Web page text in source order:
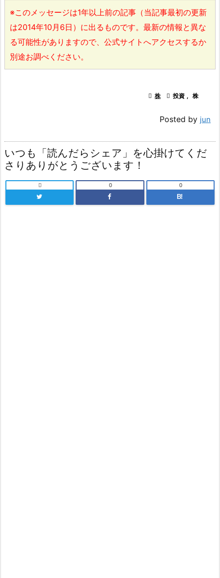
※このメッセージは1年以上前の記事（当記事最初の更新
は2014年10月6日）に出るものです。最新の情報と異な
る可能性がありますので、公式サイトへアクセスするか
別途お調べください。
 株  投資 , 株
Posted by jun
いつも「読んだらシェア」を心掛けてくだ
さりありがとうございます！
 0
B!
0